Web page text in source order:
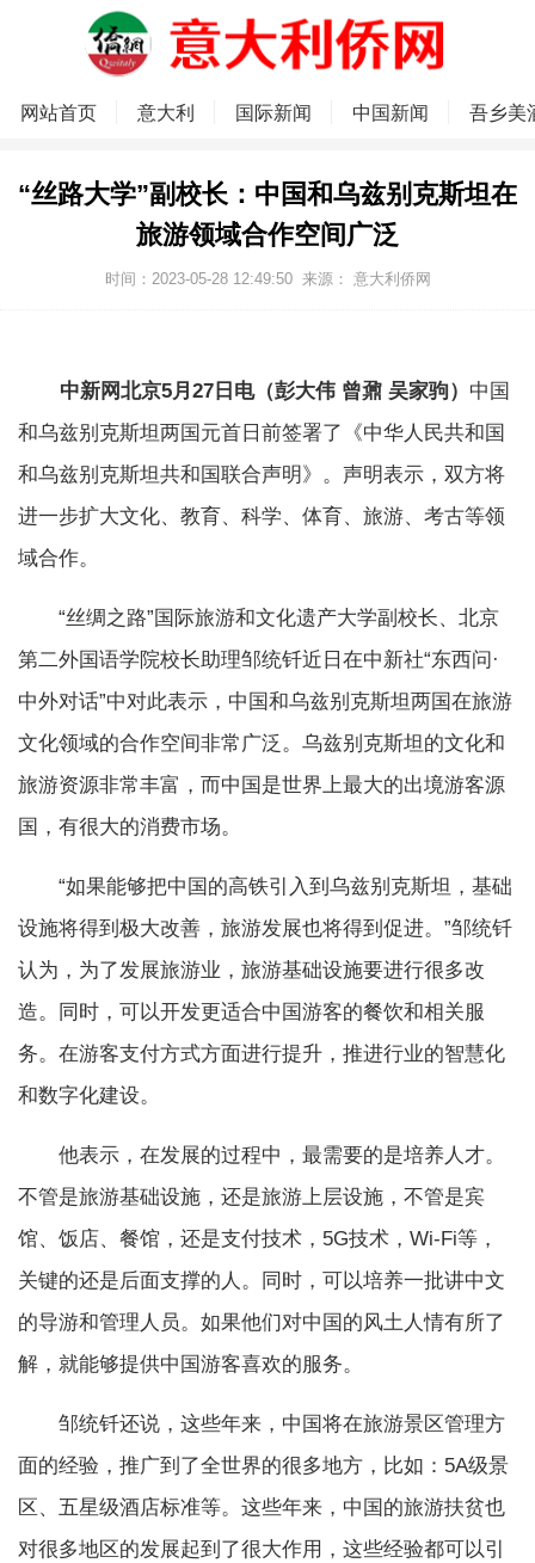
网站首页 意大利 国际新闻 中国新闻 吾乡美
“丝路大学”副校长：中国和乌兹别克斯坦在
旅游领域合作空间广泛
时间：2023-05-28 12:49:50 来源： 意大利侨网
中新网北京5月27日电（彭大伟 曾鼐 吴家驹） 中国
和乌兹别克斯坦两国元首日前签署了《中华人民共和国
和乌兹别克斯坦共和国联合声明》。声明表示，双方将
进一步扩大文化、教育、科学、体育、旅游、考古等领
域合作。
“丝绸之路”国际旅游和文化遗产大学副校长、北京
第二外国语学院校长助理邹统钎近日在中新社“东西问·
中外对话”中对此表示，中国和乌兹别克斯坦两国在旅游
文化领域的合作空间非常广泛。乌兹别克斯坦的文化和
旅游资源非常丰富，而中国是世界上最大的出境游客源
国，有很大的消费市场。
“如果能够把中国的高铁引入到乌兹别克斯坦，基础
设施将得到极大改善，旅游发展也将得到促进。”邹统钎
认为，为了发展旅游业，旅游基础设施要进行很多改
造。同时，可以开发更适合中国游客的餐饮和相关服
务。在游客支付方式方面进行提升，推进行业的智慧化
和数字化建设。
他表示，在发展的过程中，最需要的是培养人才。
不管是旅游基础设施，还是旅游上层设施，不管是宾
馆、饭店、餐馆，还是支付技术，5G技术，Wi-Fi等，
关键的还是后面支撑的人。同时，可以培养一批讲中文
的导游和管理人员。如果他们对中国的风土人情有所了
解，就能够提供中国游客喜欢的服务。
邹统钎还说，这些年来，中国将在旅游景区管理方
面的经验，推广到了全世界的很多地方，比如：5A级景
区、五星级酒店标准等。这些年来，中国的旅游扶贫也
对很多地区的发展起到了很大作用，这些经验都可以引